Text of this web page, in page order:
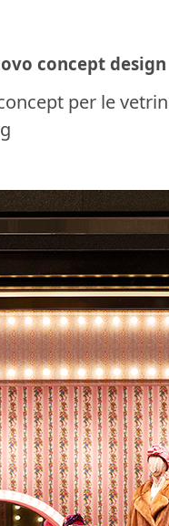
concept design
per le